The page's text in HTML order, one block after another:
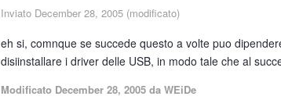
Inviato December 28, 2005 (modificato)
eh si, comnque se succede questo a volte puo
disiinstallare i driver delle USB, in modo tale che al
Modificato December 28, 2005 da WEiDe